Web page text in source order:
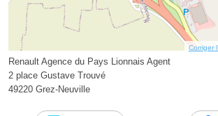
Corriger
Renault Agence du Pays Lionnais Agent
2 place Gustave Trouvé
49220 Grez-Neuville